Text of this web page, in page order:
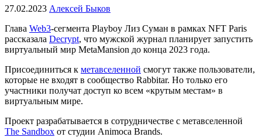
27.02.2023 Алексей Быков
Глава Web3-сегмента Playboy Лиз Суман в рамках NFT Paris
рассказала Decrypt, что мужской журнал планирует запустить
виртуальный мир MetaMansion до конца 2023 года.
Присоединиться к метавселенной смогут также пользователи,
которые не входят в сообщество Rabbitar. Но только его
участники получат доступ ко всем «крутым местам» в
виртуальным мире.
Проект разрабатывается в сотрудничестве с метавселенной
The Sandbox от студии Animoca Brands.